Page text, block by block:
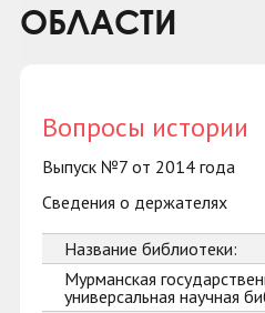
ОБЛАСТИ
Вопросы истории
Выпуск №7 от 2014 года
Сведения о держателях
Название библиотеки:
Мурманская
универсальная научная